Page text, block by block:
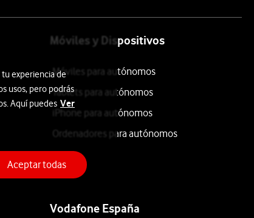
Móviles y Dispositivos
Móviles para autónomos
Tablets para autónomos
iPhone para autónomos
Ordenadores para autónomos
Vodafone España
tu experiencia de
usos, pero podrás
Aquí puedes Ver
Aceptar todas